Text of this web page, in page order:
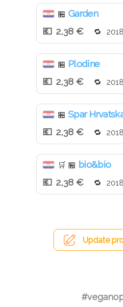
🏪 Garden
2,38 €
🏪 Plodine
2,38 €
🏪 Spar
2,38 €
🛒 🏪 bio&bio
2,38 €
Update